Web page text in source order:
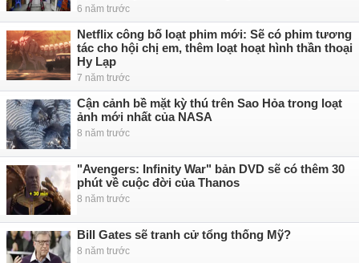
6 năm trước
Netflix công bố loạt phim mới: Sẽ có phim tương
tác cho hội chị em, thêm loạt hoạt hình thần thoại
Hy Lạp
7 năm trước
Cận cảnh bề mặt kỳ thú trên Sao Hỏa trong loạt
ảnh mới nhất của NASA
8 năm trước
"Avengers: Infinity War" bản DVD sẽ có thêm 30
phút về cuộc đời của Thanos
8 năm trước
Bill Gates sẽ tranh cử tổng thống Mỹ?
8 năm trước